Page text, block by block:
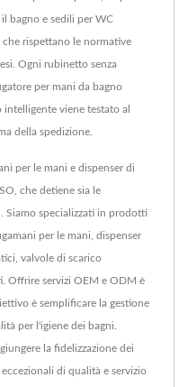
bagno e sedili per WC
rispettano le normative
Ogni rubinetto senza
per mani da bagno
viene testato al
della spedizione.
per le mani e dispenser di
che detiene sia le
Siamo specializzati in prodotti
per le mani, dispenser
valvole di scarico
Offrire servizi OEM e ODM è
è semplificare la gestione
per l'igiene dei bagni.
la fidelizzazione dei
di qualità e servizio